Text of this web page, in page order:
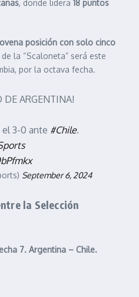
, donde lidera 18 puntos
posición con solo cinco
la “Scaloneta” será este
por la octava fecha.
DE ARGENTINA!
el 3-0 ante #Chile.
September 6, 2024
la Selección
7. Argentina – Chile.